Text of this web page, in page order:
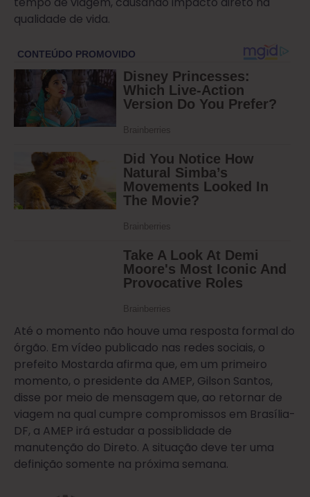
qualidade de vida.
Até o momento não houve uma resposta formal do
órgão. Em vídeo publicado nas redes sociais, o
prefeito Mostarda afirma que, em um primeiro
momento, o presidente da AMEP, Gilson Santos,
disse por meio de mensagem que, ao retornar de
viagem na qual cumpre compromissos em Brasília-
DF, a AMEP irá estudar a possiblidade de
manutenção do Direto. A situação deve ter uma
definição somente na próxima semana.